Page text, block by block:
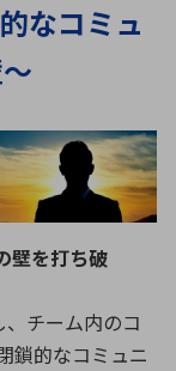
宙・防衛
医療
・分析機器
ロボティクス
ンピュータ
や行
H
P
なコミュ
壁を打ち破
、チーム内のコ
鎖的なコミュニ